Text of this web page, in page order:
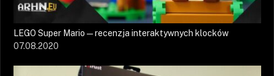
LEGO Super Mario — recenzja interaktywnych klocków
07.08.2020